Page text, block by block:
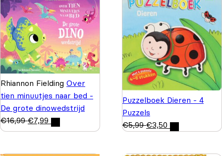
Rhiannon Fielding Over
tien minuutjes naar bed -
De grote dinowedstrijd
€16,99 €7,99
Puzzelboek Dieren - 4
Puzzels
€5,99 €3,50